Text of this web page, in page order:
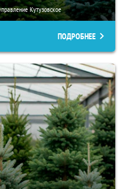
Кутузовское
ПОДРОБНЕЕ